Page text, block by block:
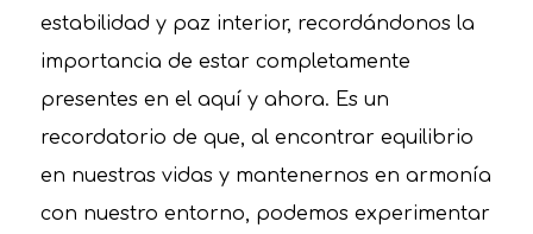
estabilidad y paz interior, recordándonos la
importancia de estar completamente
presentes en el aquí y ahora. Es un
recordatorio de que, al encontrar equilibrio
en nuestras vidas y mantenernos en armonía
con nuestro entorno, podemos experimentar